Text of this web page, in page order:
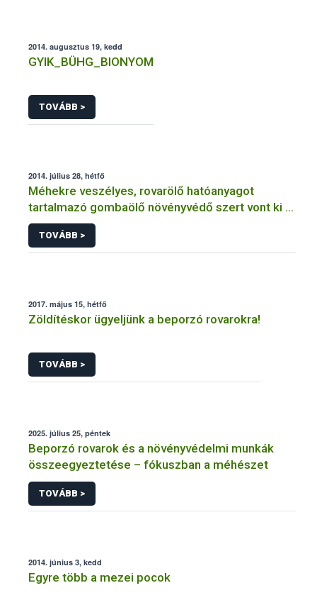
2014. augusztus 19, kedd
GYIK_BÜHG_BIONYOM
TOVÁBB >
2014. július 28, hétfő
Méhekre veszélyes, rovarölő hatóanyagot
tartalmazó gombaölő növényvédő szert vont ki a
forgalomból a NÉBIH
TOVÁBB >
2017. május 15, hétfő
Zöldítéskor ügyeljünk a beporzó rovarokra!
TOVÁBB >
2025. július 25, péntek
Beporzó rovarok és a növényvédelmi munkák
összeegyeztetése – fókuszban a méhészet
TOVÁBB >
2014. június 3, kedd
Egyre több a mezei pocok